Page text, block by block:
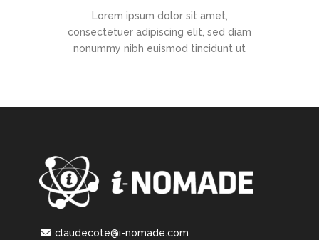
Lorem ipsum dolor sit amet,
consectetuer adipiscing elit, sed diam
nonummy nibh euismod tincidunt ut
claudecote@i-nomade.com